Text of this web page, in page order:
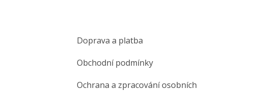
Doprava a platba
Obchodní podmínky
Ochrana a zpracování osobních